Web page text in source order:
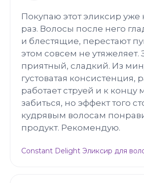
Покупаю этот эликсир
раз. Волосы после него
и блестящие, перестают
этом совсем не утяжеляет.
приятный, сладкий. Из
густоватая консистенция,
работает струей и к концу
забиться, но эффект того
кудрявым волосам
продукт. Рекомендую.
Constant Delight Эликсир для